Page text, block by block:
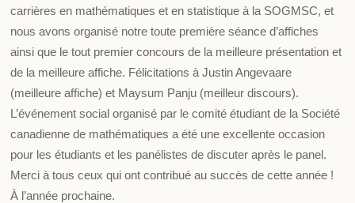
carrières en mathématiques et en statistique à la SOGMSC, et
nous avons organisé notre toute première séance d’affiches
ainsi que le tout premier concours de la meilleure présentation et
de la meilleure affiche. Félicitations à Justin Angevaare
(meilleure affiche) et Maysum Panju (meilleur discours).
L’événement social organisé par le comité étudiant de la Société
canadienne de mathématiques a été une excellente occasion
pour les étudiants et les panélistes de discuter après le panel.
Merci à tous ceux qui ont contribué au succès de cette année !
À l’année prochaine.